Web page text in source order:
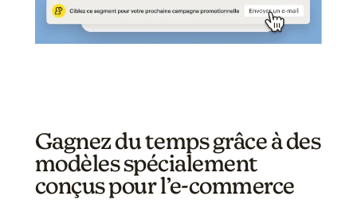
Gagnez du temps grâce à des
modèles spécialement
conçus pour l’e-commerce